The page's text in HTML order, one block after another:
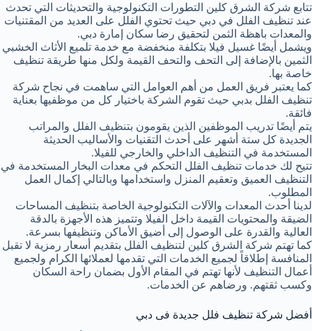
تتابع شركة الشرق كلين التطورات التكنولوجية والتحديثات التي تحدث
عند تنظيف الفلل في دبي حيث تحتوي الفلل على العديد من المقتنيات
والمعدات باهظة الثمن لتحقيق رضا سكان إمارة دبي.
ويشمل أيضًا غسيل فيلا بتكلفة منخفضة مع خدمة تلميع الأثاث الخشبي
الثمين بالإضافة إلى التحف والتحف القيمة ولكل منها طريقة تنظيف
خاصة بها.
كما يعتبر فريق العمل من أهم العوامل التي ساهمت في نجاح شركة
تنظيف الفلل بدبي حيث تقوم الشركة باختيار كل من موظفيها بعناية
فائقة.
يتم أيضًا تدريب الموظفين الذين يقومون بتنظيف الفلل والمراتب
الجديدة كل ستة أشهر على أحدث التقنيات والأساليب الحديثة
المستخدمة في التنظيف الداخلي والخارجي للفيلا.
تتيح لك خدمات تنظيف الفلل التحكم في معدات البخار المستخدمة في
التنظيف العميق وتعقيم المنزل واستخدامها وبالتالي إكمال العمل
المطلوب.
لدينا أحدث المعدات والآلات التكنولوجية الخاصة بتنظيف المساحات
الضيقة والمحتويات القيمة داخل الفيلا وتتميز هذه الأجهزة بالدقة
العالية والقدرة على الوصول إلى أضيق الأماكن وتنظيفها بسرعة.
كما تهتم شركة الشرق كلين لتنظيف الفلل بتقديم أسعار رمزية لا تقبل
المنافسة إطلاقاً لجميع الخدمات التي تقدمها لعملائها الكرام ولجميع
أعمال التنظيف لأنها تهتم في المقام الأول بضمان راحة السكان
وكسب ثقتهم. ورضاهم عن الخدمات.
أفضل شركة تنظيف فلل جديدة فى دبي